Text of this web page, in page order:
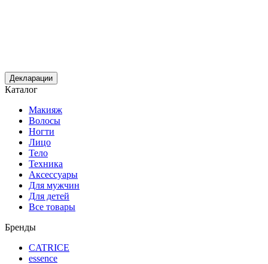
Декларации
Каталог
Макияж
Волосы
Ногти
Лицо
Тело
Техника
Аксессуары
Для мужчин
Для детей
Все товары
Бренды
CATRICE
essence